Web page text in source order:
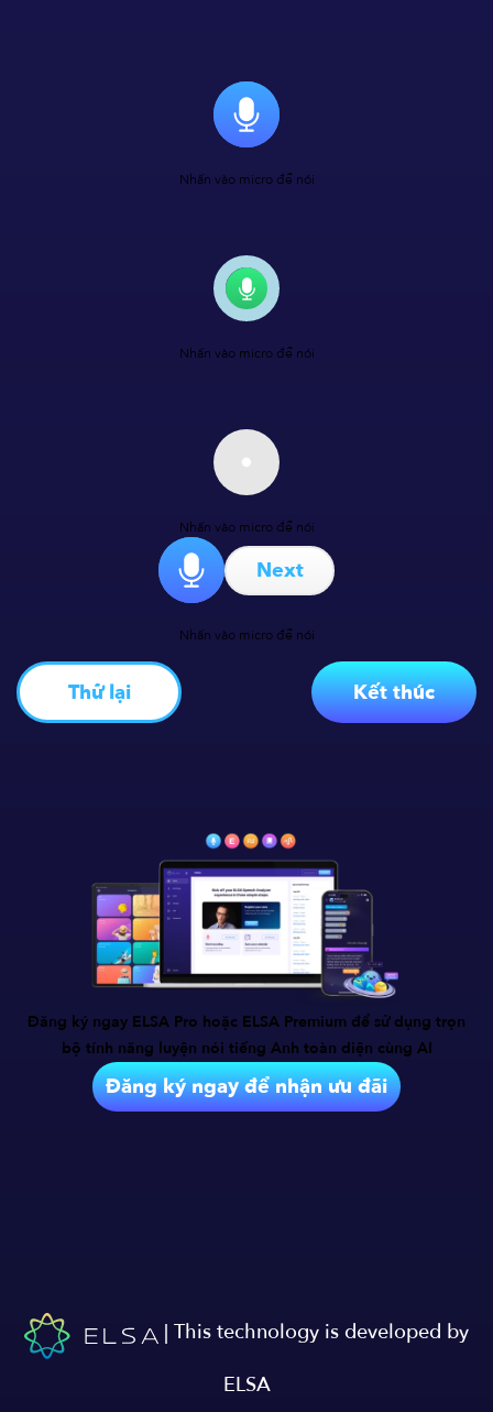
Nhấn vào micro để nói
Nhấn vào micro để nói
Nhấn vào micro để nói
Next
Nhấn vào micro để nói
Thử lại Kết thúc
Đăng ký ngay ELSA Pro hoặc ELSA Premium để sử dụng trọn
bộ tính năng luyện nói tiếng Anh toàn diện cùng AI
Đăng ký ngay để nhận ưu đãi
| This technology is developed by
ELSA